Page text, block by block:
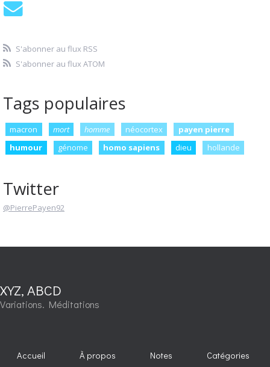
S'abonner au flux RSS
S'abonner au flux ATOM
Tags populaires
macron mort homme néocortex
payen pierre
humour
génome homo sapiens dieu hollande
Twitter
@PierrePayen92
XYZ, ABCD
Variations. Méditations
Accueil À propos Notes Catégories